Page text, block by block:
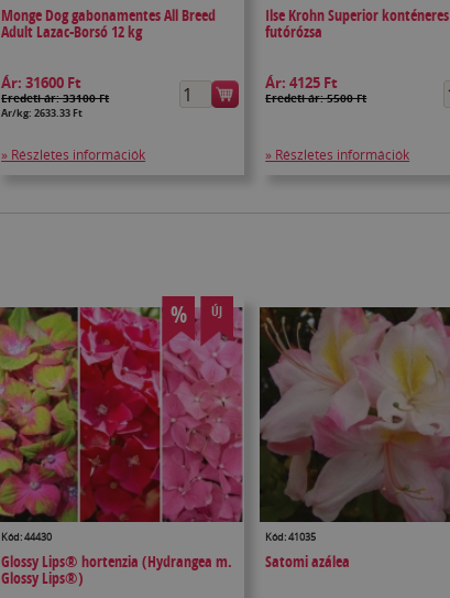
Monge Dog gabonamentes All Breed
Adult Lazac-Borsó 12 kg
Ár:31600 Ft
Eredeti ár: 33100 Ft
Ár/kg: 2633.33 Ft
» Részletes információk
Ilse Krohn Superior konténeres
futórózsa
Ár:4125 Ft
Eredeti ár: 5500 Ft
» Részletes információk
% ÚJ
Kód: 44430
Glossy Lips® hortenzia (Hydrangea m.
Glossy Lips®)
Kód: 41035
Satomi azálea